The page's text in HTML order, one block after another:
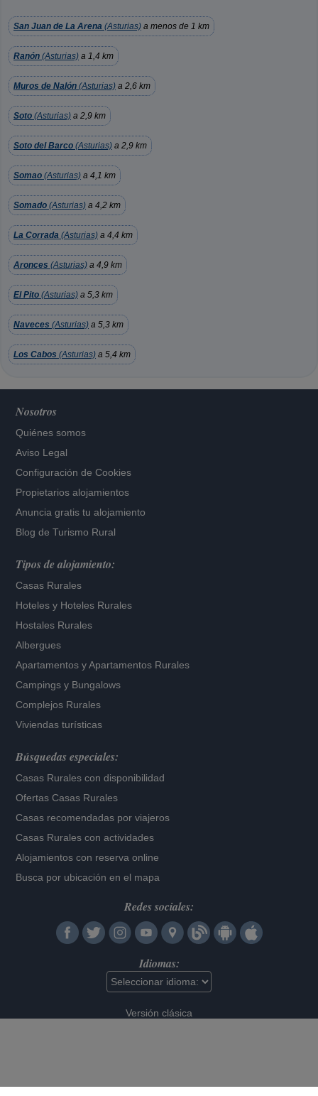
San Juan de La Arena (Asturias) a menos de 1 km
Ranón (Asturias) a 1,4 km
Muros de Nalón (Asturias) a 2,6 km
Soto (Asturias) a 2,9 km
Soto del Barco (Asturias) a 2,9 km
Somao (Asturias) a 4,1 km
Somado (Asturias) a 4,2 km
La Corrada (Asturias) a 4,4 km
Aronces (Asturias) a 4,9 km
El Pito (Asturias) a 5,3 km
Naveces (Asturias) a 5,3 km
Los Cabos (Asturias) a 5,4 km
Nosotros
Quiénes somos
Aviso Legal
Configuración de Cookies
Propietarios alojamientos
Anuncia gratis tu alojamiento
Blog de Turismo Rural
Tipos de alojamiento:
Casas Rurales
Hoteles y Hoteles Rurales
Hostales Rurales
Albergues
Apartamentos yApartamentos Rurales
Campings y Bungalows
Complejos Rurales
Viviendas turísticas
Búsquedas especiales:
Casas Rurales con disponibilidad
Ofertas Casas Rurales
Casas recomendadas por viajeros
Casas Rurales con actividades
Alojamientos con reserva online
Busca por ubicación en el mapa
Redes sociales:
Idiomas:
Versión clásica